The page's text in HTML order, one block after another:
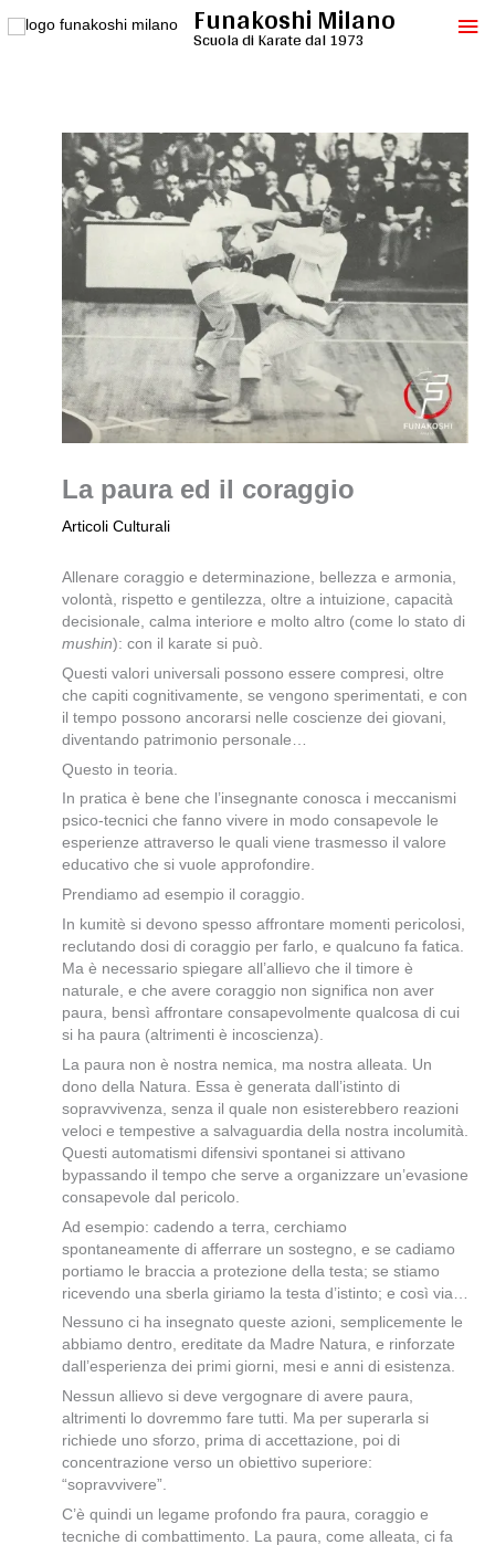
al
Funakoshi Milano
Scuola di Karate dal 1973
La paura ed il coraggio
Articoli Culturali
Allenare coraggio e determinazione, bellezza e armonia,
volontà, rispetto e gentilezza, oltre a intuizione, capacità
decisionale, calma interiore e molto altro (come lo stato di
mushin): con il karate si può.
Questi valori universali possono essere compresi, oltre
che capiti cognitivamente, se vengono sperimentati, e con
il tempo possono ancorarsi nelle coscienze dei giovani,
diventando patrimonio personale…
Questo in teoria.
In pratica è bene che l’insegnante conosca i meccanismi
psico-tecnici che fanno vivere in modo consapevole le
esperienze attraverso le quali viene trasmesso il valore
educativo che si vuole approfondire.
Prendiamo ad esempio il coraggio.
In kumitè si devono spesso affrontare momenti pericolosi,
reclutando dosi di coraggio per farlo, e qualcuno fa fatica.
Ma è necessario spiegare all’allievo che il timore è
naturale, e che avere coraggio non significa non aver
paura, bensì affrontare consapevolmente qualcosa di cui
si ha paura (altrimenti è incoscienza).
La paura non è nostra nemica, ma nostra alleata. Un
dono della Natura. Essa è generata dall’istinto di
sopravvivenza, senza il quale non esisterebbero reazioni
veloci e tempestive a salvaguardia della nostra incolumità.
Questi automatismi difensivi spontanei si attivano
bypassando il tempo che serve a organizzare un’evasione
consapevole dal pericolo.
Ad esempio: cadendo a terra, cerchiamo
spontaneamente di afferrare un sostegno, e se cadiamo
portiamo le braccia a protezione della testa; se stiamo
ricevendo una sberla giriamo la testa d’istinto; e così via…
Nessuno ci ha insegnato queste azioni, semplicemente le
abbiamo dentro, ereditate da Madre Natura, e rinforzate
dall’esperienza dei primi giorni, mesi e anni di esistenza.
Nessun allievo si deve vergognare di avere paura,
altrimenti lo dovremmo fare tutti. Ma per superarla si
richiede uno sforzo, prima di accettazione, poi di
concentrazione verso un obiettivo superiore:
“sopravvivere”.
C’è quindi un legame profondo fra paura, coraggio e
tecniche di combattimento. La paura, come alleata, ci fa